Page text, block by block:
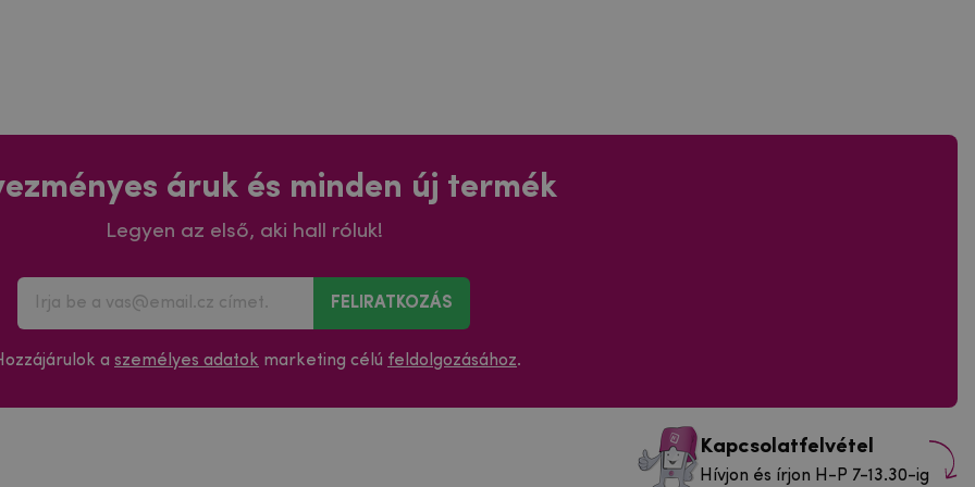
áruk és minden új termék
Legyen az első, aki hall róluk!
FELIRATKOZÁS
a személyes adatok marketing célú feldolgozásához.
Kapcsolatfelvétel
Hívjon és írjon H-P 7-13.30-ig